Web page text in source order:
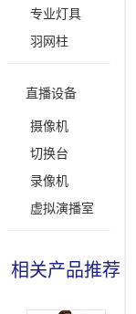
专业灯具
羽网柱
直播设备
摄像机
切换台
录像机
虚拟演播室
相关产品推荐